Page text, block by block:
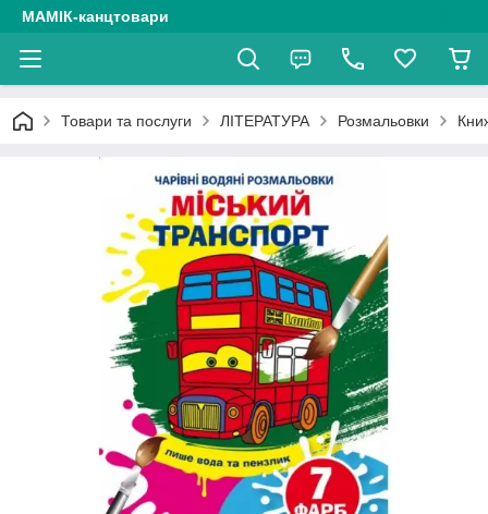
МАМІК-канцтовари
Товари та послуги ЛІТЕРАТУРА Розмальовки